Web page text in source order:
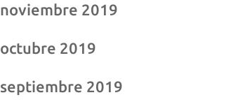
noviembre 2019
octubre 2019
septiembre 2019